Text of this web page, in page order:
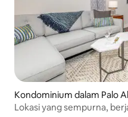
Kondominium dalam Palo
Lokasi yang sempurna,